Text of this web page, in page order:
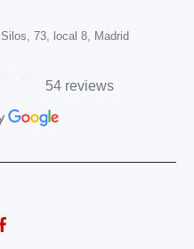
73, local 8, Madrid
54 reviews